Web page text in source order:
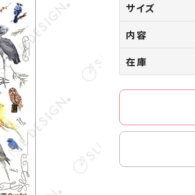
サイズ
内容
在庫